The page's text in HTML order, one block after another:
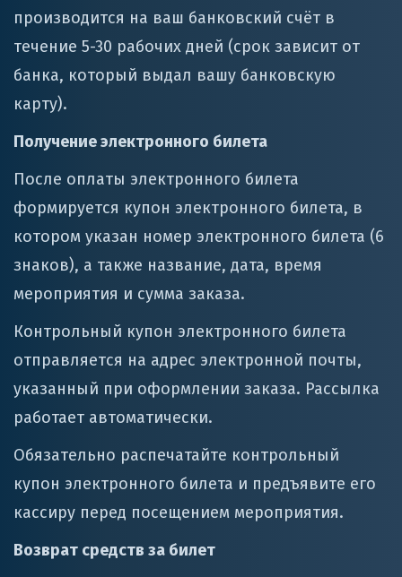
производится на ваш банковский счёт в
течение 5-30 рабочих дней (срок зависит от
банка, который выдал вашу банковскую
карту).
Получение электронного билета
После оплаты электронного билета
формируется купон электронного билета, в
котором указан номер электронного билета (6
знаков), а также название, дата, время
мероприятия и сумма заказа.
Контрольный купон электронного билета
отправляется на адрес электронной почты,
указанный при оформлении заказа. Рассылка
работает автоматически.
Обязательно распечатайте контрольный
купон электронного билета и предъявите его
кассиру перед посещением мероприятия.
Возврат средств за билет